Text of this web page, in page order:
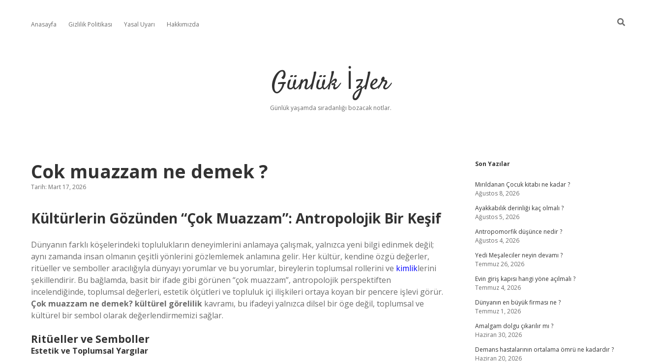
Anasayfa Gizlilik Politikası Yasal Uyarı Hakkımızda
Günlük İzler
Günlük yaşamda sıradanlığı bozacak notlar.
Cok muazzam ne demek ?
Tarih: Mart 17, 2026
Kültürlerin Gözünden “Çok Muazzam”: Antropolojik Bir Keşif
Dünyanın farklı köşelerindeki toplulukların deneyimlerini anlamaya çalışmak, yalnızca yeni bilgi edinmek değil;
aynı zamanda insan olmanın çeşitli yönlerini gözlemlemek anlamına gelir. Her kültür, kendine özgü değerler,
ritüeller ve semboller aracılığıyla dünyayı yorumlar ve bu yorumlar, bireylerin toplumsal rollerini ve kimliklerini
şekillendirir. Bu bağlamda, basit bir ifade gibi görünen “çok muazzam”, antropolojik perspektiften
incelendiğinde, toplumsal değerleri, estetik ölçütleri ve topluluk içi ilişkileri ortaya koyan bir pencere işlevi görür.
Çok muazzam ne demek? kültürel görelilik kavramı, bu ifadeyi yalnızca dilsel bir öge değil, toplumsal ve
kültürel bir sembol olarak değerlendirmemizi sağlar.
Ritüeller ve Semboller
Estetik ve Toplumsal Yargılar
Sidebar
Son Yazılar
Mırıldanan Çocuk kitabı ne kadar ?
Ağustos 8, 2026
Ayakkabılık derinliği kaç olmalı ?
Ağustos 5, 2026
Antropomorfik düşünce nedir ?
Ağustos 4, 2026
Yedi Meşaleciler neyin devamı ?
Temmuz 26, 2026
Evin giriş kapısı hangi yöne açılmalı ?
Temmuz 4, 2026
Dünyanın en büyük firması ne ?
Temmuz 1, 2026
Amalgam dolgu çıkarılır mı ?
Haziran 30, 2026
Demans hastalarının ortalama ömrü ne kadardır ?
Haziran 20, 2026